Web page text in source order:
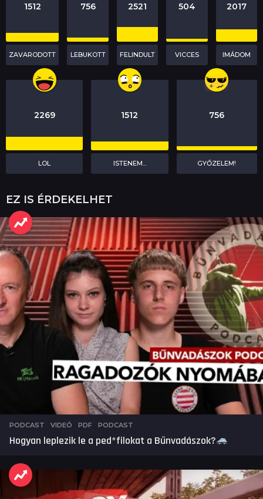
1512
ZAVARODOTT
756
LEBUKOTT
2521
FELINDULT
504
VICCES
2017
IMÁDOM
2269
LOL
1512
ISTENEM...
756
GYŐZELEM!
EZ IS ÉRDEKELHET
PODCAST ,VIDEÓ PDF ,PODCAST
Hogyan leplezik le a ped*filokat a Bűnvadászok?